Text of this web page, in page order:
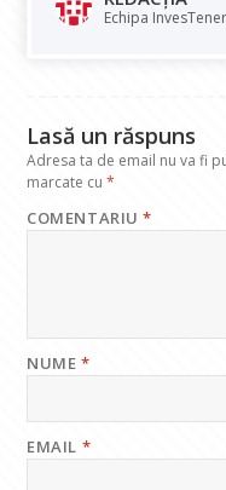
o A
Echipa
Lasă un răspuns
Adresa ta de email nu va fi
marcate cu*
COMENTARIU*
NUME*
EMAIL *